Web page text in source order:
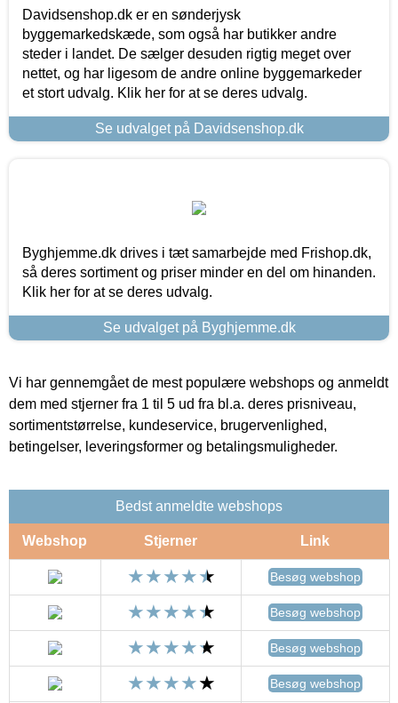
Davidsenshop.dk er en sønderjysk
byggemarkedskæde, som også har butikker andre
steder i landet. De sælger desuden rigtig meget over
nettet, og har ligesom de andre online byggemarkeder
et stort udvalg. Klik her for at se deres udvalg.
Se udvalget på Davidsenshop.dk
Byghjemme.dk drives i tæt samarbejde med Frishop.dk,
så deres sortiment og priser minder en del om hinanden.
Klik her for at se deres udvalg.
Se udvalget på Byghjemme.dk
Vi har gennemgået de mest populære webshops og anmeldt
dem med stjerner fra 1 til 5 ud fra bl.a. deres prisniveau,
sortimentstørrelse, kundeservice, brugervenlighed,
betingelser, leveringsformer og betalingsmuligheder.
Bedst anmeldte webshops
Webshop Stjerner Link
Besøg webshop
Besøg webshop
Besøg webshop
Besøg webshop